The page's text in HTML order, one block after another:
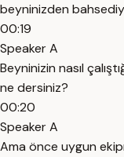
beyninizden
00:19
Speaker A
Beyninizin nasıl
ne dersiniz?
00:20
Speaker A
Ama önce uygun